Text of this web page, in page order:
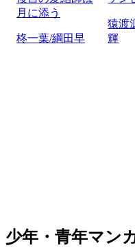
月に添う
柊一葉/綱田早
猿渡
輝
少年・青年マン